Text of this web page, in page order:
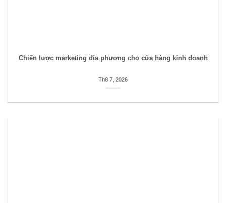
Chiến lược marketing địa phương cho cửa hàng kinh doanh
Th8 7, 2026